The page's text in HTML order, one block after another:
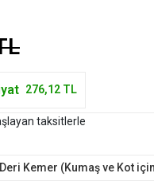
276,12 TL
taksitlerle
Kemer (Kumaş ve Kot